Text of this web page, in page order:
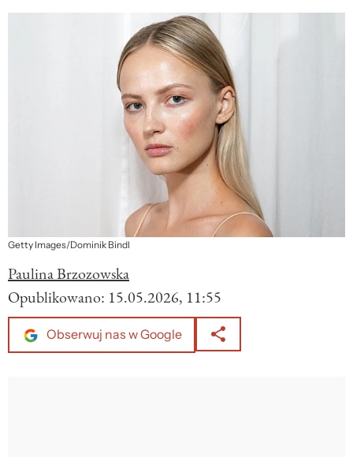
Getty Images/Dominik Bindl
Paulina Brzozowska
Opublikowano: 15.05.2026, 11:55
Obserwuj nas w Google